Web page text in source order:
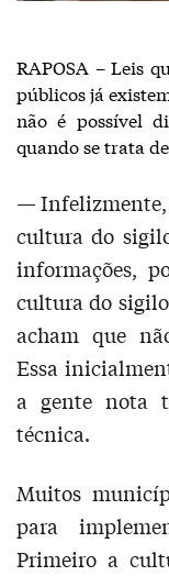
RAPOSA – Leis
públicos já
não é possível
quando se trata
— Infelizmente,
cultura do
informações,
cultura do
acham que
Essa
a gente nota
técnica.
Muitos
para
Primeiro a